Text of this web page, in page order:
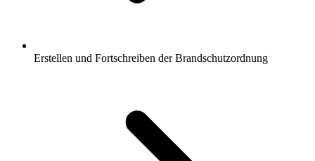
Erstellen und Fortschreiben der Brandschutzordnung